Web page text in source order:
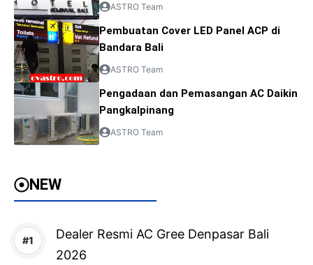
ASTRO Team
Pembuatan Cover LED Panel ACP di
Bandara Bali
ASTRO Team
Pengadaan dan Pemasangan AC Daikin
Pangkalpinang
ASTRO Team
NEW
Dealer Resmi AC Gree Denpasar Bali
2026